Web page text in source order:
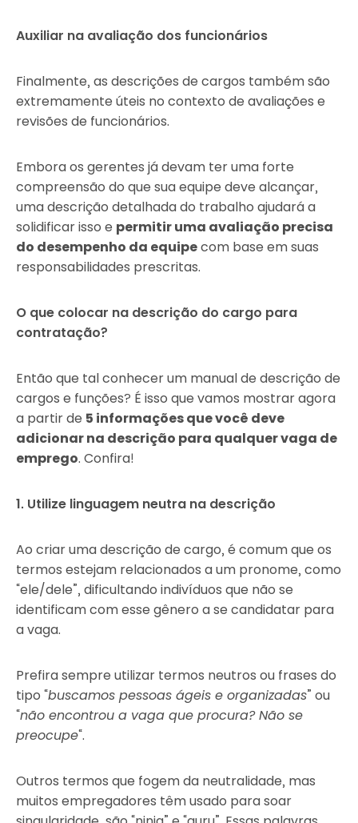
Auxiliar na avaliação dos funcionários
Finalmente, as descrições de cargos também são
extremamente úteis no contexto de avaliações e
revisões de funcionários.
Embora os gerentes já devam ter uma forte
compreensão do que sua equipe deve alcançar,
uma descrição detalhada do trabalho ajudará a
solidificar isso e permitir uma avaliação precisa
do desempenho da equipecom base em suas
responsabilidades prescritas.
O que colocar na descrição do cargo para
contratação?
Então que tal conhecer um manual de descrição de
cargos e funções? É isso que vamos mostrar agora
a partir de 5 informações que você deve
adicionar na descrição para qualquer vaga de
emprego. Confira!
1. Utilize linguagem neutra na descrição
Ao criar uma descrição de cargo, é comum que os
termos estejam relacionados a um pronome, como
“ele/dele”, dificultando indivíduos que não se
identificam com esse gênero a se candidatar para
a vaga.
Prefira sempre utilizar termos neutros ou frases do
tipo “buscamos pessoas ágeis e organizadas” ou
“não encontrou a vaga que procura? Não se
preocupe“.
Outros termos que fogem da neutralidade, mas
muitos empregadores têm usado para soar